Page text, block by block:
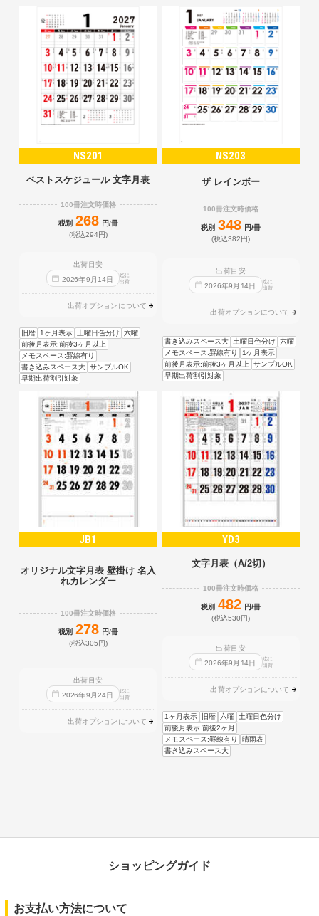
NS201
ベストスケジュール 文字月表
100冊注文時価格
税別 268 円/冊
(税込294円)
出荷目安
2026年9 月 14日
迄に
出荷
出荷オプションについて
旧暦 1ヶ月表示 土曜日色分け
六曜
前後月表示:前後3ヶ月以上
メモスペース:罫線有り
書き込みスペース大 サンプルOK
早期出荷割引対象
NS203
ザ レインボー
100冊注文時価格
税別 348 円/冊
(税込382円)
出荷目安
2026年9 月 14日
迄に
出荷
出荷オプションについて
書き込みスペース大 土曜日色分け
六曜
メモスペース:罫線有り
1ケ月表示
前後月表示:前後3ヶ月以上 サンプルOK
早期出荷割引対象
JB1
オリジナル文字月表 壁掛け 名入
れカレンダー
100冊注文時価格
税別 278 円/冊
(税込305円)
出荷目安
2026年9 月24日
迄に
出荷
出荷オプションについて
YD3
文字月表（A/2切）
100冊注文時価格
税別 482 円/冊
(税込530円)
出荷目安
2026年9 月 14日
迄に
出荷
出荷オプションについて
1ヶ月表示 旧暦 六曜 土曜日色分け
前後月表示:前後2ヶ月
メモスペース:罫線有り
晴雨表
書き込みスペース大
ショッピングガイド
お支払い方法について